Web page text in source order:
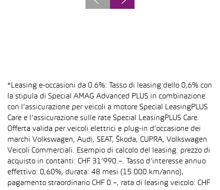
*Leasing e-occasioni da 0.6%: Tasso di leasing dello 0,6% con
la stipula di Special AMAG Advanced PLUS in combinazione
con l’assicurazione per veicoli a motore Special LeasingPLUS
Care e l’assicurazione sulle rate Special LeasingPLUS Care.
Offerta valida per veicoli elettrici e plug-in d’occasione dei
marchi Volkswagen, Audi, SEAT, Škoda, CUPRA, Volkswagen
Veicoli Commerciali. Esempio di calcolo del leasing: prezzo di
acquisto in contanti: CHF 31’990.–. Tasso d’interesse annuo
effettivo: 0,60%, durata: 48 mesi (15 000 km/anno),
pagamento straordinario CHF 0.–, rata di leasing veicolo: CHF